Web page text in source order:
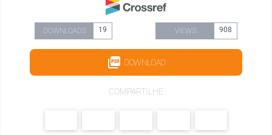
DOWNLOADS 19 VIEWS 908
DOWNLOAD
COMPARTILHE